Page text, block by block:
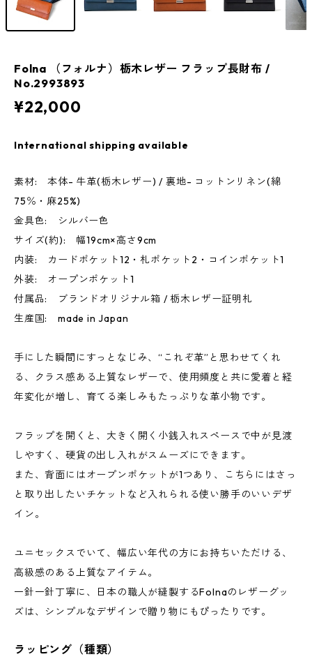
Folna （フォルナ）栃木レザー フラップ長財布 /
No.2993893
¥22,000
International shipping available
素材: 本体- 牛革(栃木レザー) / 裏地- コットンリネン(綿
75％・麻25%)
金具色: シルバー色
サイズ(約): 幅19cm×高さ9cm
内装: カードポケット12・札ポケット2・コインポケット1
外装: オープンポケット1
付属品: ブランドオリジナル箱 / 栃木レザー証明札
生産国: made in Japan
手にした瞬間にすっとなじみ、“これぞ革”と思わせてくれ
る、クラス感ある上質なレザーで、使用頻度と共に愛着と経
年変化が増し、育てる楽しみもたっぷりな革小物です。
フラップを開くと、大きく開く小銭入れスペースで中が見渡
しやすく、硬貨の出し入れがスムーズにできます。
また、背面にはオープンポケットが1つあり、こちらにはさっ
と取り出したいチケットなど入れられる使い勝手のいいデザ
イン。
ユニセックスでいて、幅広い年代の方にお持ちいただける、
高級感のある上質なアイテム。
一針一針丁寧に、日本の職人が縫製するFolnaのレザーグッ
ズは、シンプルなデザインで贈り物にもぴったりです。
ラッピング（種類）